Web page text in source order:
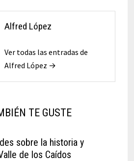
Alfred López
Ver todas las entradas de
Alfred López →
TE GUSTE
sobre la historia y
de los Caídos